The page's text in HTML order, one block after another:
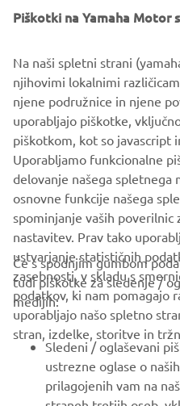
Due to the exit schedule
Yamaha snowmobile
the world have proven to
Yamaha thanks and
and shared enjoyment of
*The Japanese market
stock
PODJETJA
ZA PODJETJA
VEČ YAMAHA
Piškotki na Yamaha Motor
Na naši spletni strani
njihovimi lokalnimi
njene podružnice in njene
uporabljajo piškotke,
piškotkom, kot so javascript
Uporabljamo funkcionalne
delovanje našega spletnega
osnovne funkcije našega
spominjanje vaših poverilnic
nastavitev. Prav tako
ustvarjanje statističnih
zasebnosti, v skladu s
podatkov, ki nam pomagajo
uporabljajo našo spletno
stran, izdelke, storitve in
Če s spodnjim gumbom
tudi piškotke za sledenje /
medijih:
Sledeni / oglaševani
ustrezne oglase o
prilagojenih vam na